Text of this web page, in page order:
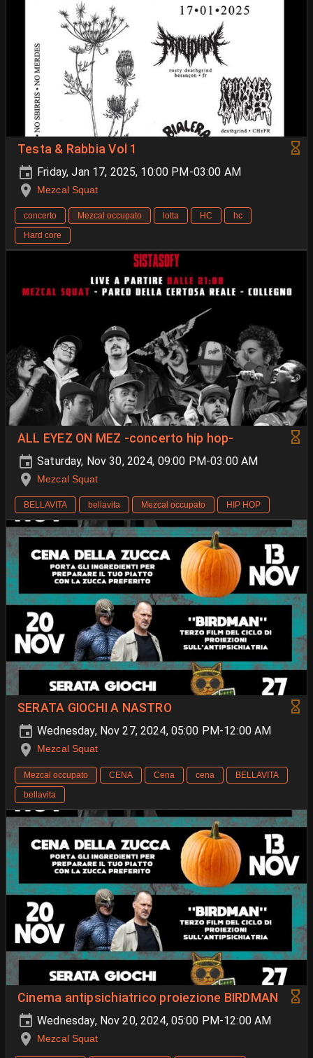
Testa & Rabbia Vol 1
Friday, Jan 17, 2025, 10:00 PM-03:00 AM
Mezcal Squat
concerto Mezcal occupato lotta HC
hc
Hard core
ALL EYEZ ON MEZ -concerto hip hop-
Saturday, Nov 30, 2024, 09:00 PM-03:00 AM
Mezcal Squat
BELLAVITA bellavita Mezcal occupato HIP HOP
SERATA GIOCHI A NASTRO
Wednesday, Nov 27, 2024, 05:00 PM-12:00 AM
Mezcal Squat
Mezcal occupato CENA Cena cena
BELLAVITA
bellavita
Cinema antipsichiatrico proiezione BIRDMAN
Wednesday, Nov 20, 2024, 05:00 PM-12:00 AM
Mezcal Squat